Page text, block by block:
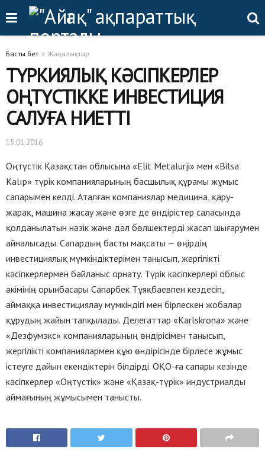
Басты бет Жаңалықтар
ТҮРКИЯЛЫҚ КӘСІПКЕРЛЕР
ОҢТҮСТІККЕ ИНВЕСТИЦИЯ
САЛУҒА НИЕТТІ
15.01.2016
Оңтүстік Қазақстан облысына «Elit Metalurji» мен «Bilsa
Kalıp» түрік компанияларының басшылық құрамы жұмыс
сапарымен келді. Аталған компаниялар медицина, қару-
жарақ, машина жасау және өзге де өндірістер саласында
қолданылатын нәзік және дәл бөлшектерді жасап шығарумен
айналысады. Сапардың басты мақсаты — өңірдің
инвестициялық мүмкіндіктерімен танысып, жергілікті
кәсіпкерлермен байланыс орнату. Түрік кәсіпкерлері облыс
әкімінің орынбасары Сапарбек Тұяқбаевпен кездесіп,
аймаққа инвестициялау мүмкіндігі мен бірлескен жобалар
құрудың жайын талқылады. Делегаттар «Karlskrona» және
«Дезфумэкс» компанияларының өндірісімен танысып,
жергілікті компаниялармен құю өндірісінде бірлесе жұмыс
істеуге дайын екендіктерін білдірді. ОҚО-ға сапары кезінде
кәсіпкерлер «Оңтүстік» және «Қазақ-түрік» индустриалды
аймағының жұмысымен танысты.